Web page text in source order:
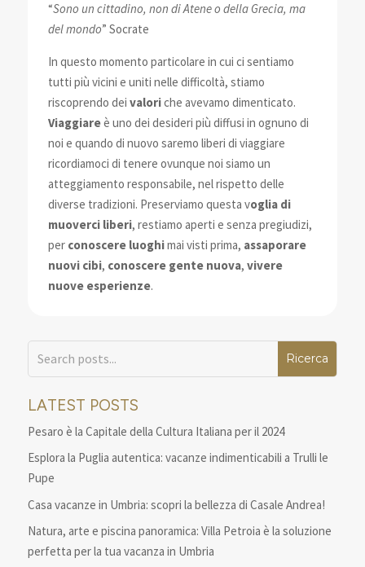
“Sono un cittadino, non di Atene o della Grecia, ma
del mondo” Socrate
In questo momento particolare in cui ci sentiamo
tutti più vicini e uniti nelle difficoltà, stiamo
riscoprendo dei valoriche avevamo dimenticato.
Viaggiareè uno dei desideri più diffusi in ognuno di
noi e quando di nuovo saremo liberi di viaggiare
ricordiamoci di tenere ovunque noi siamo un
atteggiamento responsabile, nel rispetto delle
diverse tradizioni. Preserviamo questa voglia di
muoverci liberi, restiamo aperti e senza pregiudizi,
per conoscere luoghimai visti prima, assaporare
nuovi cibi, conoscere gente nuova, vivere
nuove esperienze.
LATEST POSTS
Pesaro è la Capitale della Cultura Italiana per il 2024
Esplora la Puglia autentica: vacanze indimenticabili a Trulli le
Pupe
Casa vacanze in Umbria: scopri la bellezza di Casale Andrea!
Natura, arte e piscina panoramica: Villa Petroia è la soluzione
perfetta per la tua vacanza in Umbria